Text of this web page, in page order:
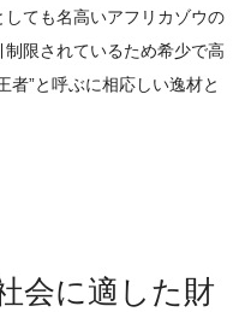
ても名高いアフリカゾウの
限されているため希少で高
者”と呼ぶに相応しい逸材と
会に適した財